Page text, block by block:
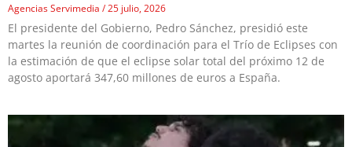
Agencias Servimedia 25 julio, 2026
El presidente del Gobierno, Pedro Sánchez, presidió este
martes la reunión de coordinación para el Trío de Eclipses con
la estimación de que el eclipse solar total del próximo 12 de
agosto aportará 347,60 millones de euros a España.